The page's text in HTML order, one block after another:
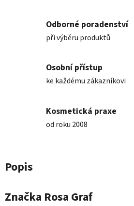
Odborné poradenství
při výběru produktů
Osobní přístup
ke každému zákazníkovi
Kosmetická praxe
od roku 2008
Popis
Značka Rosa Graf